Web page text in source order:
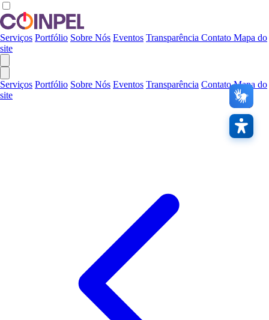
Serviços Portfólio Sobre Nós Eventos Transparência Contato Mapa do
site
Serviços Portfólio Sobre Nós Eventos Transparência Contato Mapa do
site